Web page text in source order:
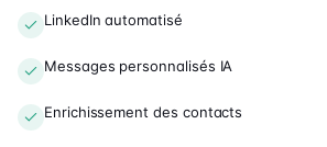
LinkedIn automatisé
Messages personnalisés IA
Enrichissement des contacts